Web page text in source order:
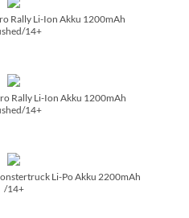
Rally Li-Ion Akku 1200mAh
­14+
Rally Li-Ion Akku 1200mAh
­14+
Li-Po Akku 2200mAh
/­14+